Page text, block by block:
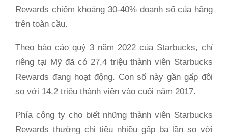
Rewards chiếm khoảng 30-40% doanh số của hãng
trên toàn cầu.
Theo báo cáo quý 3 năm 2022 của Starbucks, chỉ
riêng tại Mỹ đã có 27,4 triệu thành viên Starbucks
Rewards đang hoạt động. Con số này gần gấp đôi
so với 14,2 triệu thành viên vào cuối năm 2017.
Phía công ty cho biết những thành viên Starbucks
Rewards thường chi tiêu nhiều gấp ba lần so với